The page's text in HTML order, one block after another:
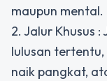
maupun mental.
2. Jalur Khusus
lulusan
naik pangkat,